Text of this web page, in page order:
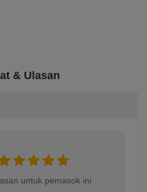
& Ulasan
untuk pemasok ini